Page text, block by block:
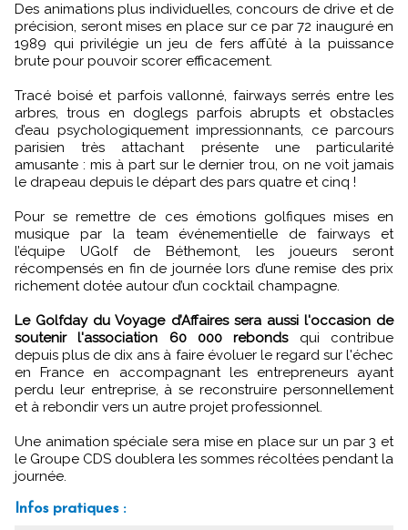
Des animations plus individuelles, concours de drive et de
précision, seront mises en place sur ce par 72 inauguré en
1989 qui privilégie un jeu de fers affûté à la puissance
brute pour pouvoir scorer efficacement.
Tracé boisé et parfois vallonné, fairways serrés entre les
arbres, trous en doglegs parfois abrupts et obstacles
d’eau psychologiquement impressionnants, ce parcours
parisien très attachant présente une particularité
amusante : mis à part sur le dernier trou, on ne voit jamais
le drapeau depuis le départ des pars quatre et cinq !
Pour se remettre de ces émotions golfiques mises en
musique par la team événementielle de fairways et
l’équipe UGolf de Béthemont, les joueurs seront
récompensés en fin de journée lors d’une remise des prix
richement dotée autour d’un cocktail champagne.
Le Golfday du Voyage d’Affaires sera aussi l'occasion de
soutenir l'association 60 000 rebondsqui contribue
depuis plus de dix ans à faire évoluer le regard sur l'échec
en France en accompagnant les entrepreneurs ayant
perdu leur entreprise, à se reconstruire personnellement
et à rebondir vers un autre projet professionnel.
Une animation spéciale sera mise en place sur un par 3 et
le Groupe CDS doublera les sommes récoltées pendant la
journée.
Infos pratiques :